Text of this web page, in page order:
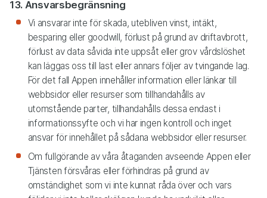
13. Ansvarsbegränsning
Vi ansvarar inte för skada, utebliven vinst, intäkt,
besparing eller goodwill, förlust på grund av driftavbrott,
förlust av data såvida inte uppsåt eller grov vårdslöshet
kan läggas oss till last eller annars följer av tvingande lag.
För det fall Appen innehåller information eller länkar till
webbsidor eller resurser som tillhandahålls av
utomstående parter, tillhandahålls dessa endast i
informationssyfte och vi har ingen kontroll och inget
ansvar för innehållet på sådana webbsidor eller resurser.
Om fullgörande av våra åtaganden avseende Appen eller
Tjänsten försvåras eller förhindras på grund av
omständighet som vi inte kunnat råda över och vars